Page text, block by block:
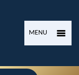
MENU